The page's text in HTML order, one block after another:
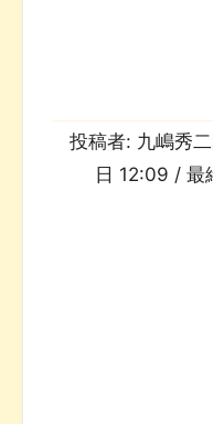
投稿者: 九嶋秀
日 12:09 / 最